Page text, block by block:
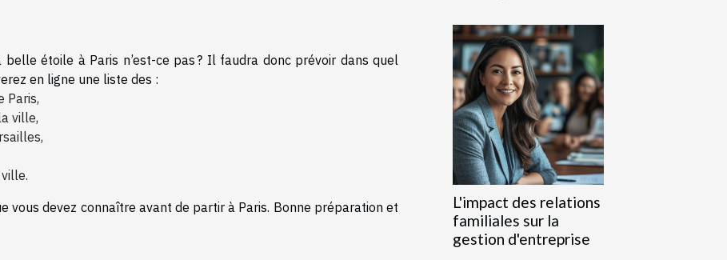
étoile à Paris n’est-ce pas ? Il faudra donc prévoir dans quel
en ligne une liste des :
Paris,
ville,
vous devez connaître avant de partir à Paris. Bonne préparation et
L'impact des relations
familiales sur la
gestion d'entreprise